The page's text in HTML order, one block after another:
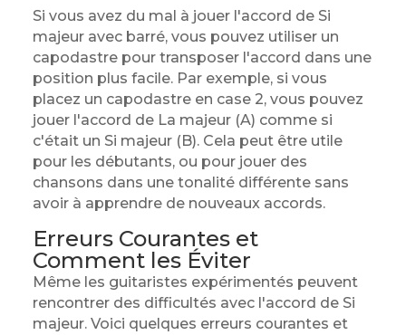
Si vous avez du mal à jouer l'accord de Si
majeur avec barré, vous pouvez utiliser un
capodastre pour transposer l'accord dans une
position plus facile. Par exemple, si vous
placez un capodastre en case 2, vous pouvez
jouer l'accord de La majeur (A) comme si
c'était un Si majeur (B). Cela peut être utile
pour les débutants, ou pour jouer des
chansons dans une tonalité différente sans
avoir à apprendre de nouveaux accords.
Erreurs Courantes et
Comment les Éviter
Même les guitaristes expérimentés peuvent
rencontrer des difficultés avec l'accord de Si
majeur. Voici quelques erreurs courantes et